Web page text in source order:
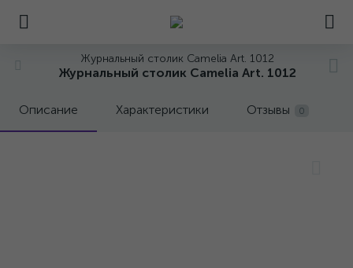
Журнальный столик Camelia Art. 1012
Журнальный столик Camelia Art. 1012
Описание Характеристики Отзывы 0